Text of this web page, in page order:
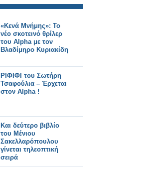
«Κενά Μνήμης»: Το
νέο σκοτεινό θρίλερ
του Alpha με τον
Βλαδίμηρο Κυριακίδη
ΡΙΦΙΦΙ του Σωτήρη
Τσαφούλια – Έρχεται
στον Alpha !
Και δεύτερο βιβλίο
του Μένιου
Σακελλαρόπουλου
γίνεται τηλεοπτική
σειρά